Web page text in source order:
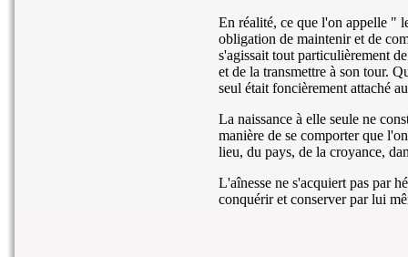
En réalité, ce que l'on appelle "
obligation de maintenir et de
s'agissait tout particulièrement
et de la transmettre à son tour.
seul était foncièrement attaché
La naissance à elle seule ne
manière de se comporter que
lieu, du pays, de la croyance,
L'aînesse ne s'acquiert pas par
conquérir et conserver par lui